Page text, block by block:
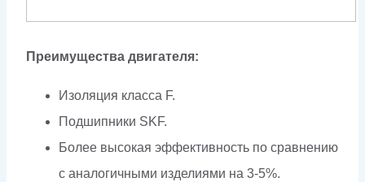
Преимущества двигателя:
Изоляция класса F.
Подшипники SKF.
Более высокая эффективность по сравнению
с аналогичными изделиями на 3-5%.